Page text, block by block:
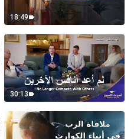
18:49
30:13